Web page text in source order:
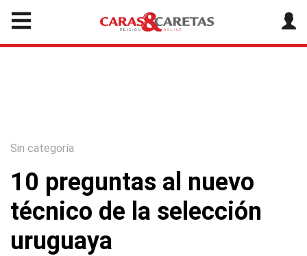
Sin categoría
10 preguntas al nuevo
técnico de la selección
uruguaya